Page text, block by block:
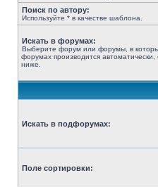
Поиск по автору:
Используйте * в качестве шаблона.
Искать в форумах:
Выберите форум или форумы, в
форумах производится
ниже.
Искать в подфорумах:
Поле сортировки: